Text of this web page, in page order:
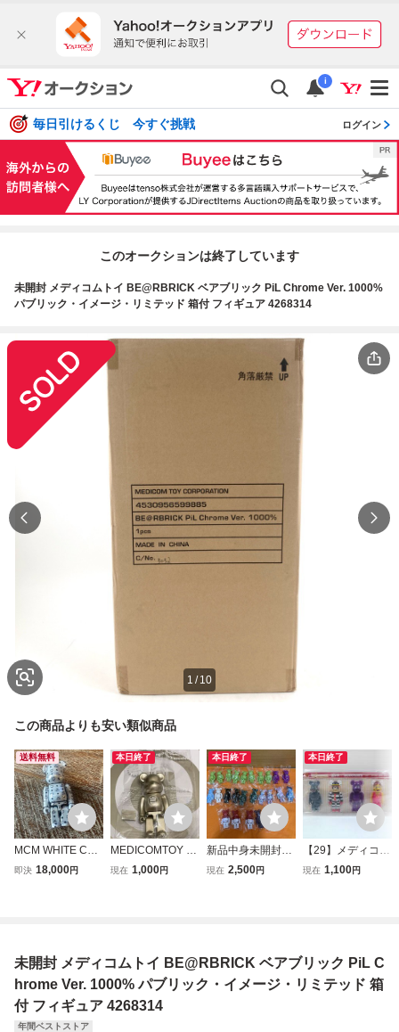
i
毎日引けるくじ 今すぐ挑戦 ログイン
このオークションは終了しています
未開封 メディコムトイ BE@RBRICK ベアブリック PiL Chrome Ver. 1000%
パブリック・イメージ・リミテッド 箱付 フィギュア 4268314
1 / 10
この商品よりも安い類似商品
送料無料
MCM WHITE CHR
OME Ver. ベアブ
即決 18,000円
本日終了
MEDICOMTOY T
OKYO ノベルテ
ンパンゴールド
1/6計画
現在 1,000円
本日終了
新品中身未開封
BE@RBRICK SE
現在 2,500円
本日終了
【29】メディコム
トイ BE@RBRIC
現在 1,100円
未開封 メディコムトイ BE@RBRICK ベアブリック PiL C
hrome Ver. 1000% パブリック・イメージ・リミテッド 箱
付 フィギュア 4268314
年間ベストストア